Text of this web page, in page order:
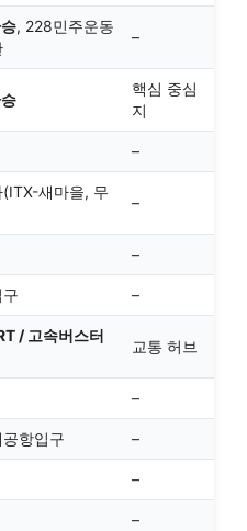
, 228민주운동
–
핵심 중심
지
–
새마을, 무
–
–
–
/ 고속버스터
교통 허브
–
항입구 –
–
–